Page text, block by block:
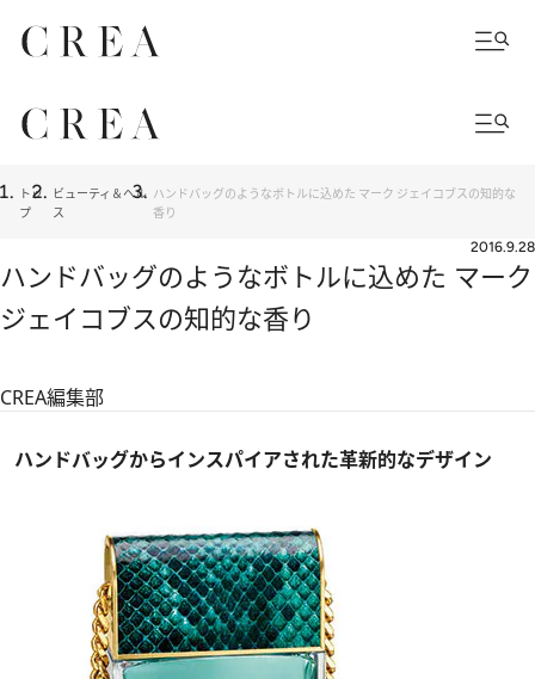
トッ
プ
ビューティ＆ヘル
ス
ハンドバッグのようなボトルに込めた マーク ジェイコブスの知的な
香り
2016.9.28
ハンドバッグのようなボトルに込めた マーク
ジェイコブスの知的な香り
CREA編集部
ハンドバッグからインスパイアされた革新的なデザイン